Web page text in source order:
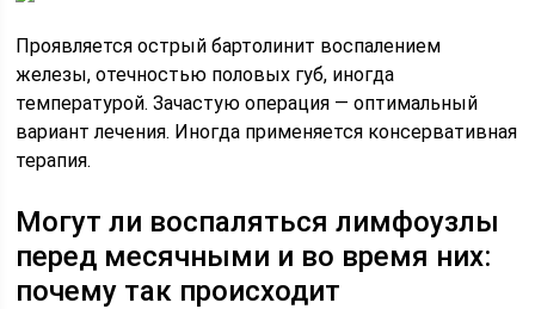
Проявляется острый бартолинит воспалением
железы, отечностью половых губ, иногда
температурой. Зачастую операция — оптимальный
вариант лечения. Иногда применяется консервативная
терапия.
Могут ли воспаляться лимфоузлы
перед месячными и во время них:
почему так происходит